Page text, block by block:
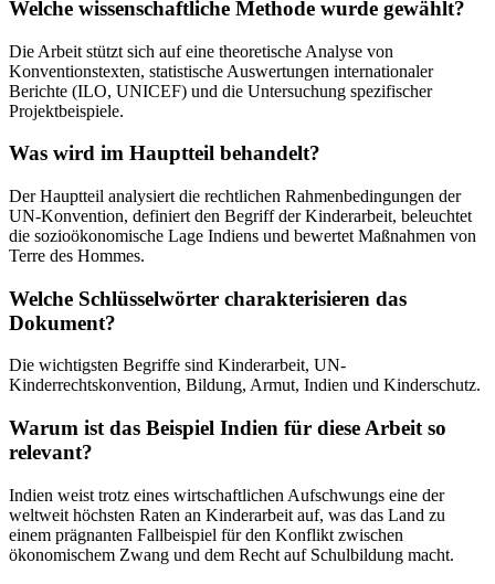
Welche wissenschaftliche Methode wurde gewählt?
Die Arbeit stützt sich auf eine theoretische Analyse von
Konventionstexten, statistische Auswertungen internationaler
Berichte (ILO, UNICEF) und die Untersuchung spezifischer
Projektbeispiele.
Was wird im Hauptteil behandelt?
Der Hauptteil analysiert die rechtlichen Rahmenbedingungen der
UN-Konvention, definiert den Begriff der Kinderarbeit, beleuchtet
die sozioökonomische Lage Indiens und bewertet Maßnahmen von
Terre des Hommes.
Welche Schlüsselwörter charakterisieren das
Dokument?
Die wichtigsten Begriffe sind Kinderarbeit, UN-
Kinderrechtskonvention, Bildung, Armut, Indien und Kinderschutz.
Warum ist das Beispiel Indien für diese Arbeit so
relevant?
Indien weist trotz eines wirtschaftlichen Aufschwungs eine der
weltweit höchsten Raten an Kinderarbeit auf, was das Land zu
einem prägnanten Fallbeispiel für den Konflikt zwischen
ökonomischem Zwang und dem Recht auf Schulbildung macht.